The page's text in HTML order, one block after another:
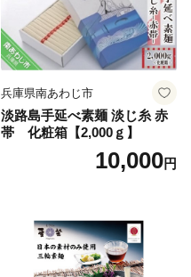
兵庫県南あわじ市
淡路島手延べ素麺 淡じ糸 赤
帯 化粧箱【2,000ｇ】
10,000円